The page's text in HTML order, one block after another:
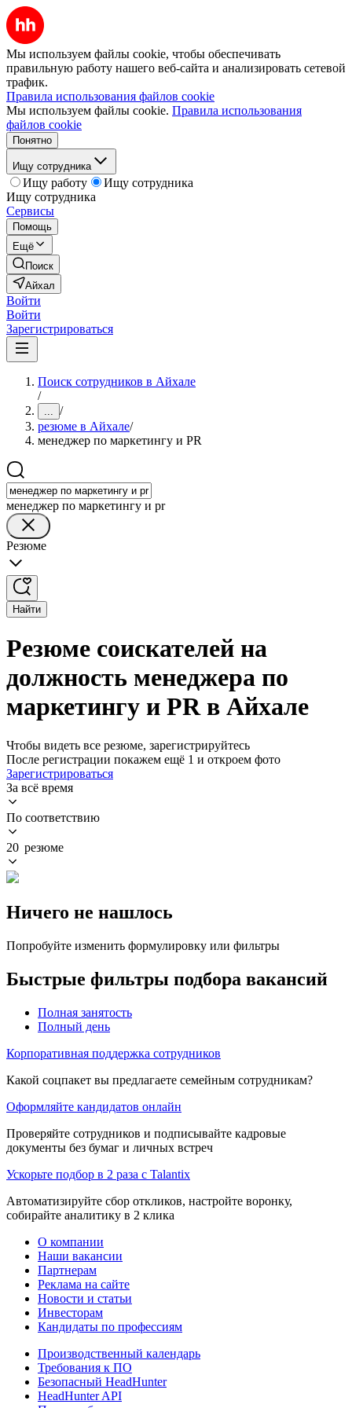
Мы используем файлы cookie, чтобы обеспечивать
правильную работу нашего веб-сайта и анализировать сетевой
трафик.
Правила использования файлов cookie
Мы используем файлы cookie. Правила использования
файлов cookie
Понятно
Ищу сотрудника
Ищу работу
Ищу сотрудника
Ищу сотрудника
Сервисы
Помощь
Ещё
Поиск
Айхал
Войти
Войти
Зарегистрироваться
Поиск сотрудников в Айхале
/
... /
резюме в Айхале/
менеджер по маркетингу и PR
менеджер по маркетингу и pr
Резюме
Найти
Резюме соискателей на
должность менеджера по
маркетингу и PR в Айхале
Чтобы видеть все резюме, зарегистрируйтесь
После регистрации покажем ещё 1 и откроем фото
Зарегистрироваться
За всё время
По соответствию
20 резюме
Ничего не нашлось
Попробуйте изменить формулировку или фильтры
Быстрые фильтры подбора вакансий
Полная занятость
Полный день
Корпоративная поддержка сотрудников
Какой соцпакет вы предлагаете семейным сотрудникам?
Оформляйте кандидатов онлайн
Проверяйте сотрудников и подписывайте кадровые
документы без бумаг и личных встреч
Ускорьте подбор в 2 раза с Talantix
Автоматизируйте сбор откликов, настройте воронку,
собирайте аналитику в 2 клика
О компании
Наши вакансии
Партнерам
Реклама на сайте
Новости и статьи
Инвесторам
Кандидаты по профессиям
Производственный календарь
Требования к ПО
Безопасный HeadHunter
HeadHunter API